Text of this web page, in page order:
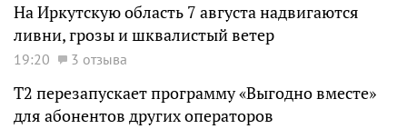
На Иркутскую область 7 августа надвигаются
ливни, грозы и шквалистый ветер
19:20 3 отзыва
Т2 перезапускает программу «Выгодно вместе»
для абонентов других операторов